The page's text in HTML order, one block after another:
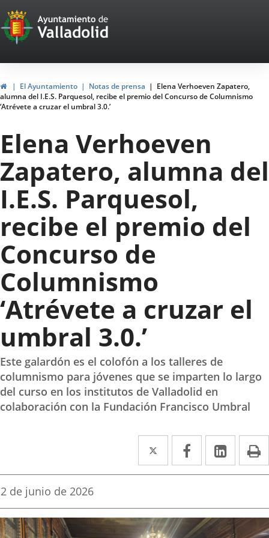
Portal
Web
del
Ayuntamiento
de
Valladolid
HomeEl Ayuntamiento Notas de prensa
Elena Verhoeven Zapatero,
alumna del I.E.S. Parquesol, recibe el premio del Concurso de Columnismo
‘Atrévete a cruzar el umbral 3.0.’
Elena Verhoeven
Zapatero, alumna del
I.E.S. Parquesol,
recibe el premio del
Concurso de
Columnismo
‘Atrévete a cruzar el
umbral 3.0.’
Este galardón es el colofón a los talleres de
columnismo para jóvenes que se imparten lo largo
del curso en los institutos de Valladolid en
colaboración con la Fundación Francisco Umbral
Twitter
Enlace
a
aplicación
externa.
Facebook
Enlace
a
aplicación
externa.
Enlace
a
Fecha
la
noticia
2 de junio de 2026